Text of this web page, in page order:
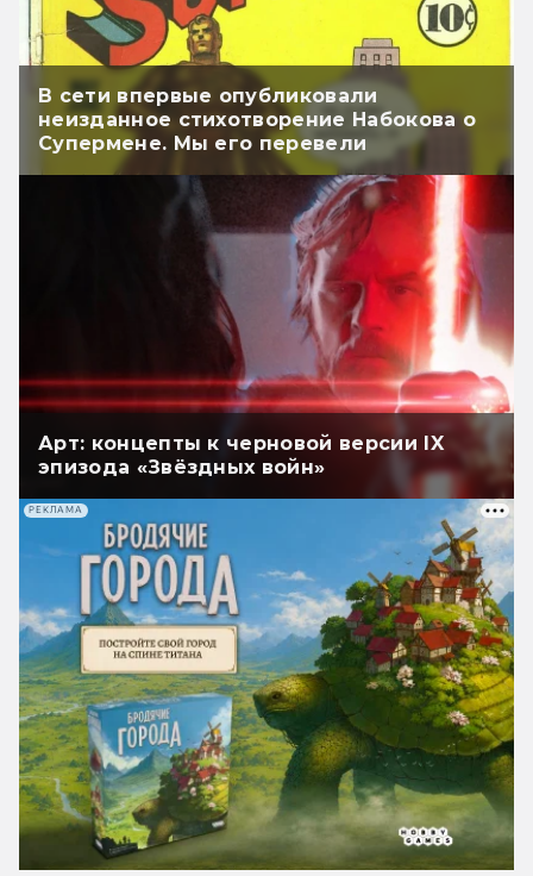
В сети впервые опубликовали
неизданное стихотворение Набокова о
Супермене. Мы его перевели
Арт: концепты к черновой версии IX
эпизода «Звёздных войн»
РЕКЛАМА